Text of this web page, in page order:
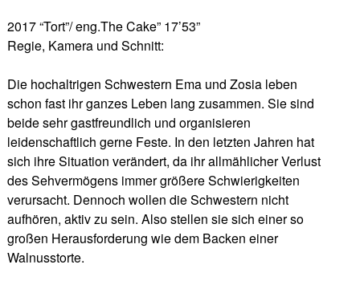
2017 “Tort”/ eng.The Cake” 17’53’’
Regie, Kamera und Schnitt:
Die hochaltrigen Schwestern Ema und Zosia leben
schon fast ihr ganzes Leben lang zusammen. Sie sind
beide sehr gastfreundlich und organisieren
leidenschaftlich gerne Feste. In den letzten Jahren hat
sich ihre Situation verändert, da ihr allmählicher Verlust
des Sehvermögens immer größere Schwierigkeiten
verursacht. Dennoch wollen die Schwestern nicht
aufhören, aktiv zu sein. Also stellen sie sich einer so
großen Herausforderung wie dem Backen einer
Walnusstorte.